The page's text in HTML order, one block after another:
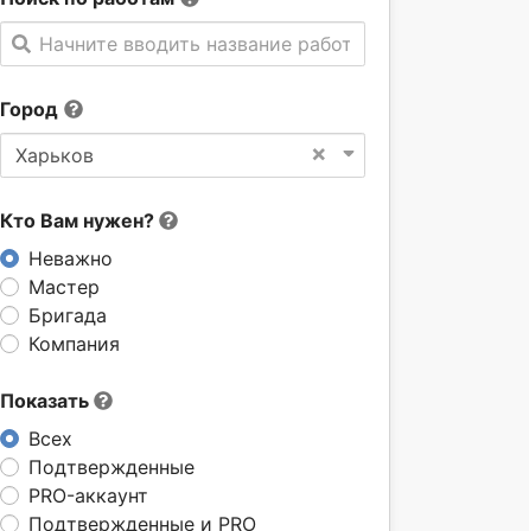
Начните вводить название работы
Город
×
Харьков
Кто Вам нужен?
Неважно
Мастер
Бригада
Компания
Показать
Всех
Подтвержденные
PRO-аккаунт
Подтвержденные и PRO